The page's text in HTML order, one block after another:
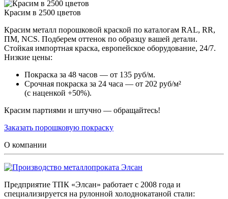
Красим в 2500 цветов
Красим металл порошковой краской по каталогам RAL, RR,
ПМ, NCS. Подберем оттенок по образцу вашей детали.
Стойкая импортная краска, европейское оборудование, 24/7.
Низкие цены:
Покраска за 48 часов — от 135 руб/м.
Срочная покраска за 24 часа — от 202 руб/м²
(с наценкой +50%).
Красим партиями и штучно — обращайтесь!
Заказать порошковую покраску
О компании
Предприятие ТПК «Элсан» работает с 2008 года и
специализируется на рулонной холоднокатаной стали: